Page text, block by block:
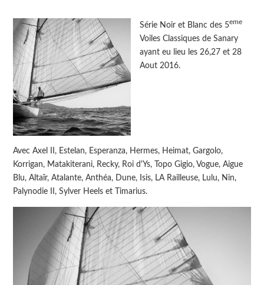
Série Noir et Blanc des 5eme
Voiles Classiques de Sanary
ayant eu lieu les 26,27 et 28
Aout 2016.
Avec Axel II, Estelan, Esperanza, Hermes, Heimat, Gargolo,
Korrigan, Matakiterani, Recky, Roi d'Ys, Topo Gigio, Vogue, Aigue
Blu, Altaïr, Atalante, Anthéa, Dune, Isis, LA Railleuse, Lulu, Nin,
Palynodie II, Sylver Heels et Timarius.